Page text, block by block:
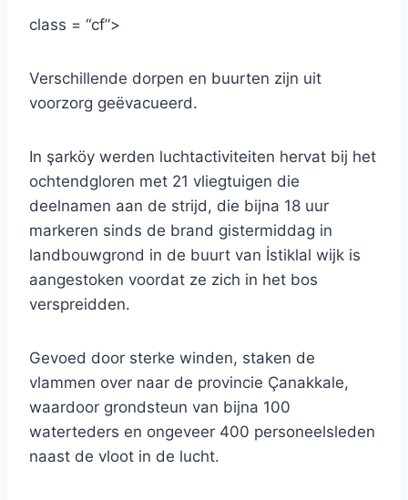
class = “cf”>
Verschillende dorpen en buurten zijn uit
voorzorg geëvacueerd.
In şarköy werden luchtactiviteiten hervat bij het
ochtendgloren met 21 vliegtuigen die
deelnamen aan de strijd, die bijna 18 uur
markeren sinds de brand gistermiddag in
landbouwgrond in de buurt van İstiklal wijk is
aangestoken voordat ze zich in het bos
verspreidden.
Gevoed door sterke winden, staken de
vlammen over naar de provincie Çanakkale,
waardoor grondsteun van bijna 100
waterteders en ongeveer 400 personeelsleden
naast de vloot in de lucht.